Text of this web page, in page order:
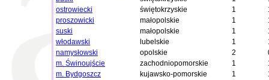
ostrowiecki
świętokrzyskie 1
proszowicki
małopolskie 1
suski
małopolskie 1
włodawski
lubelskie 1
namysłowski
opolskie 2
m. Świnoujście
zachodniopomorskie 1
m. Bydgoszcz
kujawsko-pomorskie 1